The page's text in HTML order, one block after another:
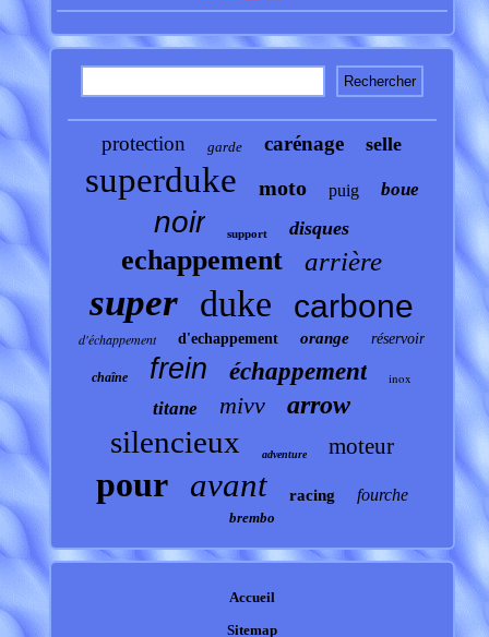
protection garde carénage selle
superduke moto puig boue
noir support disques
echappement arrière
super duke carbone
d'échappement d'echappement orange réservoir
chaîne frein échappement inox
titane mivv arrow
silencieux adventure moteur
pour avant racing fourche
brembo
Accueil
Sitemap